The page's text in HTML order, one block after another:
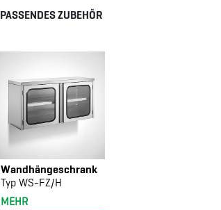
PASSENDES ZUBEHÖR
Wandhängeschrank
Typ WS-FZ/H
MEHR